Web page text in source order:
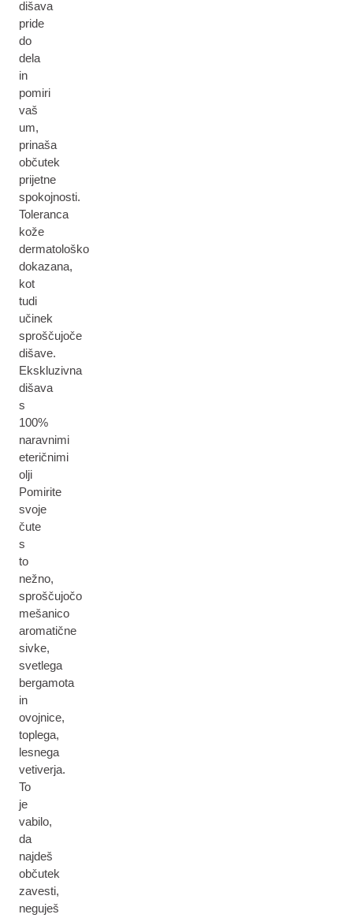
dišava
pride
do
dela
in
pomiri
vaš
um,
prinaša
občutek
prijetne
spokojnosti.
Toleranca
kože
dermatološko
dokazana,
kot
tudi
učinek
sproščujoče
dišave.
Ekskluzivna
dišava
s
100%
naravnimi
eteričnimi
olji
Pomirite
svoje
čute
s
to
nežno,
sproščujočo
mešanico
aromatične
sivke,
svetlega
bergamota
in
ovojnice,
toplega,
lesnega
vetiverja.
To
je
vabilo,
da
najdeš
občutek
zavesti,
neguješ